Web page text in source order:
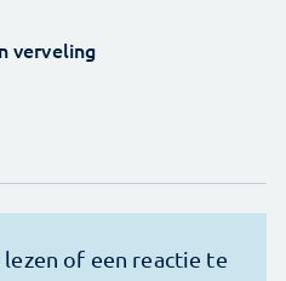
verveling